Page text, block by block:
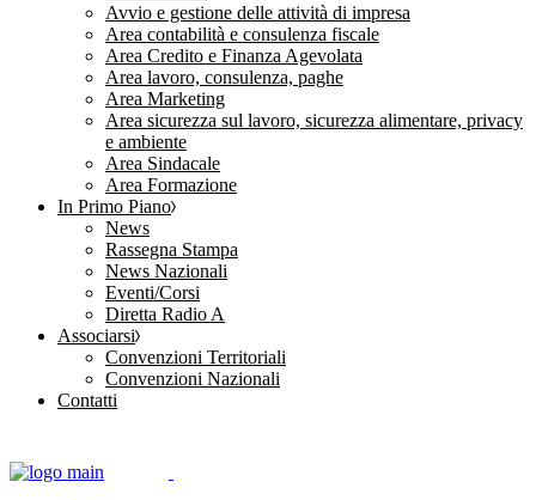
Avvio e gestione delle attività di impresa
Area contabilità e consulenza fiscale
Area Credito e Finanza Agevolata
Area lavoro, consulenza, paghe
Area Marketing
Area sicurezza sul lavoro, sicurezza alimentare, privacy
e ambiente
Area Sindacale
Area Formazione
In Primo Piano
News
Rassegna Stampa
News Nazionali
Eventi/Corsi
Diretta Radio A
Associarsi
Convenzioni Territoriali
Convenzioni Nazionali
Contatti